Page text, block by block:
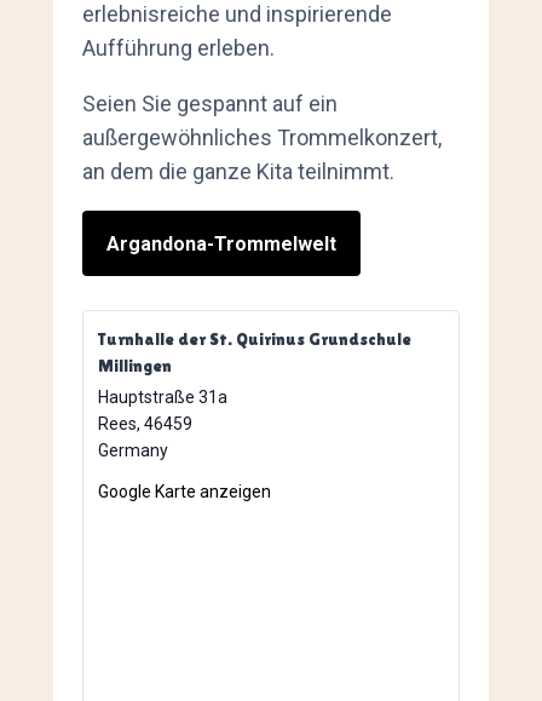
erlebnisreiche und inspirierende
Aufführung erleben.
Seien Sie gespannt auf ein
außergewöhnliches Trommelkonzert,
an dem die ganze Kita teilnimmt.
Argandona-Trommelwelt
Turnhalle der St. Quirinus Grundschule
Millingen
Hauptstraße 31a
Rees, 46459
Germany
Google Karte anzeigen